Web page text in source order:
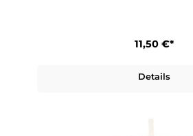
11,50 €*
Details